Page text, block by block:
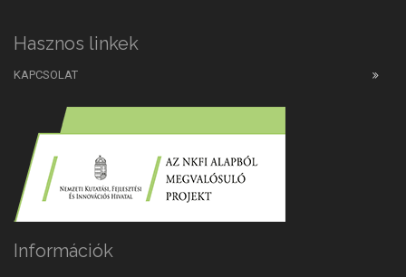
Hasznos linkek
KAPCSOLAT
Információk